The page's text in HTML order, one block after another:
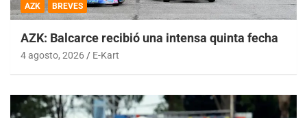
AZK BREVES
AZK: Balcarce recibió una intensa quinta fecha
4 agosto, 2026 E-Kart